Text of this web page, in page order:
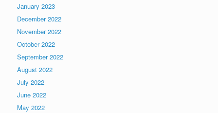
January 2023
December 2022
November 2022
October 2022
September 2022
August 2022
July 2022
June 2022
May 2022